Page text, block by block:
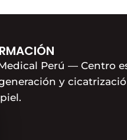
Perú — Centro
y